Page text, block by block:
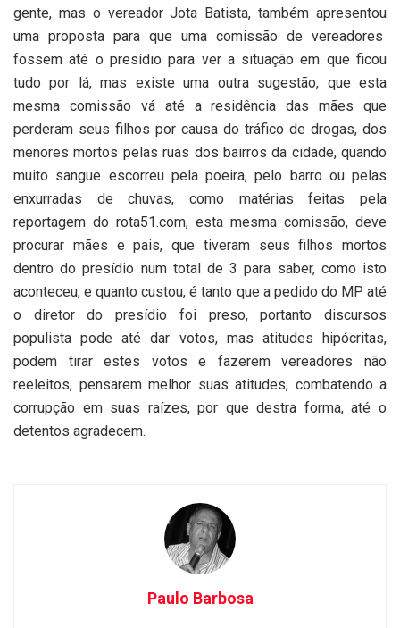
gente, mas o vereador Jota Batista, também apresentou
uma proposta para que uma comissão de vereadores
fossem até o presídio para ver a situação em que ficou
tudo por lá, mas existe uma outra sugestão, que esta
mesma comissão vá até a residência das mães que
perderam seus filhos por causa do tráfico de drogas, dos
menores mortos pelas ruas dos bairros da cidade, quando
muito sangue escorreu pela poeira, pelo barro ou pelas
enxurradas de chuvas, como matérias feitas pela
reportagem do rota51.com, esta mesma comissão, deve
procurar mães e pais, que tiveram seus filhos mortos
dentro do presídio num total de 3 para saber, como isto
aconteceu, e quanto custou, é tanto que a pedido do MP até
o diretor do presídio foi preso, portanto discursos
populista pode até dar votos, mas atitudes hipócritas,
podem tirar estes votos e fazerem vereadores não
reeleitos, pensarem melhor suas atitudes, combatendo a
corrupção em suas raízes, por que destra forma, até o
detentos agradecem.
Paulo Barbosa